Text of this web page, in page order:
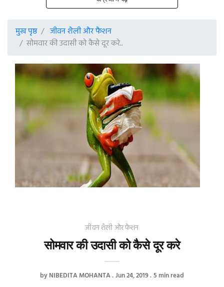
मुख पृष्ठ
जीवन शैली और फैशन
सोमवार की उदासी को कैसे दूर करे..
जीवन शैली और फैशन
सोमवार की उदासी को कैसे दूर करे
byNIBEDITA MOHANTA Jun 24, 2019 5 min read